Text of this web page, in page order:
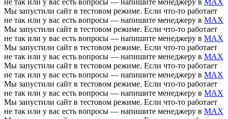
не так или у вас есть вопросы — напишите менеджеру в MAX
Мы запустили сайт в тестовом режиме. Если что-то работает
не так или у вас есть вопросы — напишите менеджеру в MAX
Мы запустили сайт в тестовом режиме. Если что-то работает
не так или у вас есть вопросы — напишите менеджеру в MAX
Мы запустили сайт в тестовом режиме. Если что-то работает
не так или у вас есть вопросы — напишите менеджеру в MAX
Мы запустили сайт в тестовом режиме. Если что-то работает
не так или у вас есть вопросы — напишите менеджеру в MAX
Мы запустили сайт в тестовом режиме. Если что-то работает
не так или у вас есть вопросы — напишите менеджеру в MAX
Мы запустили сайт в тестовом режиме. Если что-то работает
не так или у вас есть вопросы — напишите менеджеру в MAX